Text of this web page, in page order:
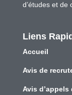
d’études et de
Liens
Accueil
Avis de
Avis d’appels